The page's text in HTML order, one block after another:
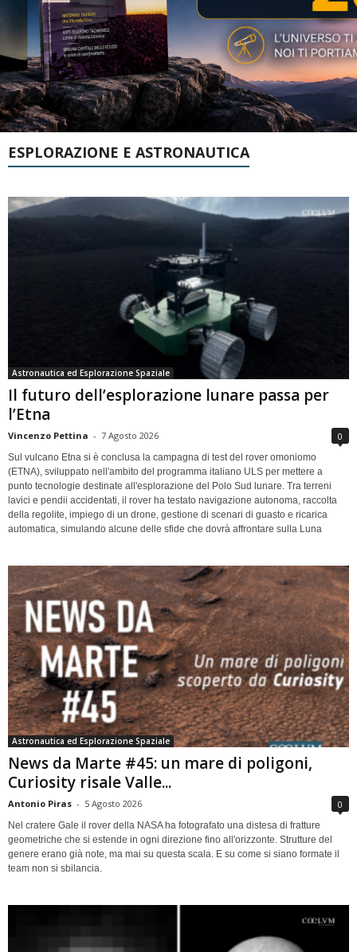
ESPLORAZIONE E ASTRONAUTICA
Astronautica ed Esplorazione Spaziale
Il futuro dell’esplorazione lunare passa per
l’Etna
Vincenzo Pettina - 7 Agosto 2026 0
Sul vulcano Etna si è conclusa la campagna di test del rover omoniomo
(ETNA), sviluppato nell'ambito del programma italiano ULS per mettere a
punto tecnologie destinate all'esplorazione del Polo Sud lunare. Tra terreni
lavici e pendii accidentati, il rover ha testato navigazione autonoma, raccolta
della regolite, impiego di un drone, gestione di scenari di guasto e ricarica
automatica, simulando alcune delle sfide che dovrà affrontare sulla Luna
Astronautica ed Esplorazione Spaziale
News da Marte #45: un mare di poligoni,
Curiosity risale Valle...
Antonio Piras - 5 Agosto 2026 0
Nel cratere Gale il rover della NASA ha fotografato una distesa di fratture
geometriche che si estende in ogni direzione fino all'orizzonte. Strutture del
genere erano già note, ma mai su questa scala. E su come si siano formate il
team non si sbilancia.